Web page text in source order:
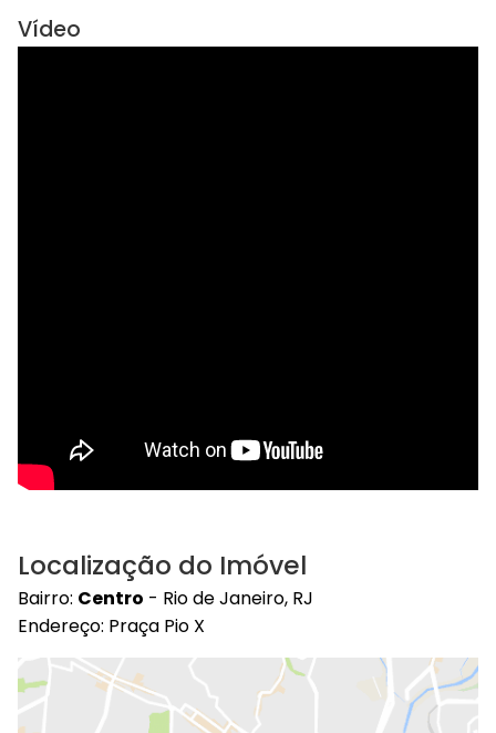
Vídeo
Localização do Imóvel
Bairro: Centro - Rio de Janeiro, RJ
Endereço: Praça Pio X